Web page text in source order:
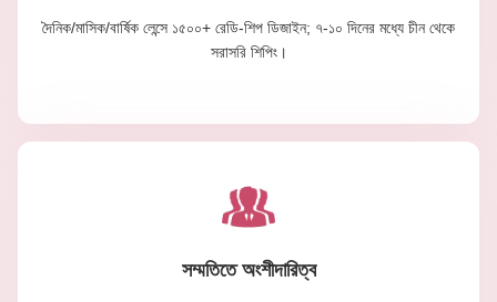
দৈনিক/মাসিক/বার্ষিক লেন্সে ১৫০০+ রেডি-শিপ ডিজাইন; ৭-১০ দিনের মধ্যে চীন থেকে
সরাসরি শিপিং।
সম্মতিতে অংশীদারিত্ব